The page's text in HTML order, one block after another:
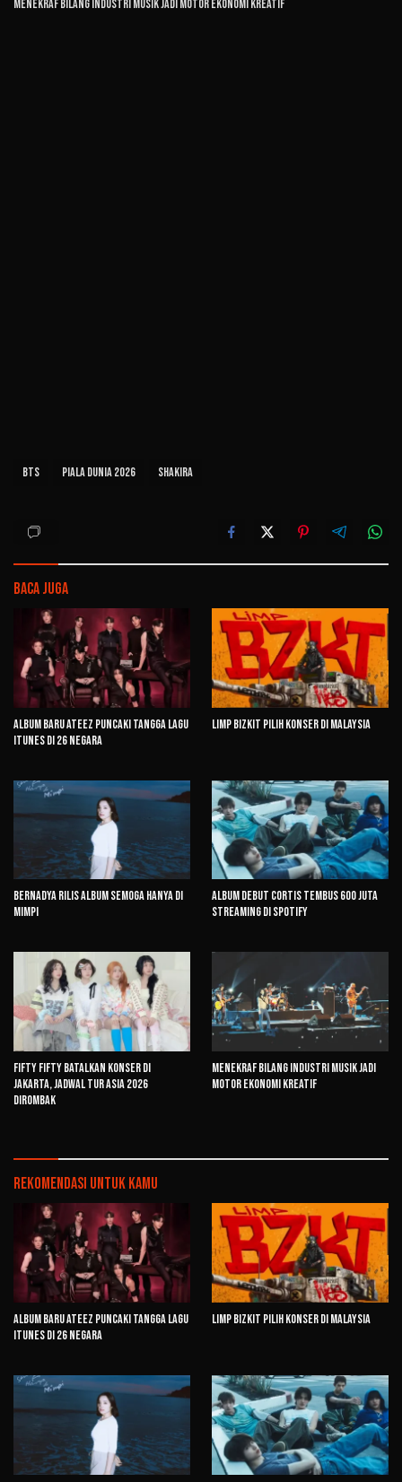
Menekraf Bilang Industri Musik Jadi Motor Ekonomi Kreatif
BTS Piala Dunia 2026 Shakira
Baca Juga
Album Baru ATEEZ Puncaki Tangga Lagu
iTunes di 26 Negara
Limp Bizkit Pilih Konser di Malaysia
Bernadya Rilis Album Semoga Hanya di
Mimpi
Album Debut CORTIS Tembus 600 Juta
Streaming di Spotify
FIFTY FIFTY Batalkan Konser di
Jakarta, Jadwal Tur Asia 2026
Dirombak
Menekraf Bilang Industri Musik Jadi
Motor Ekonomi Kreatif
Rekomendasi untuk kamu
Album Baru ATEEZ Puncaki Tangga Lagu
iTunes di 26 Negara
Limp Bizkit Pilih Konser di Malaysia